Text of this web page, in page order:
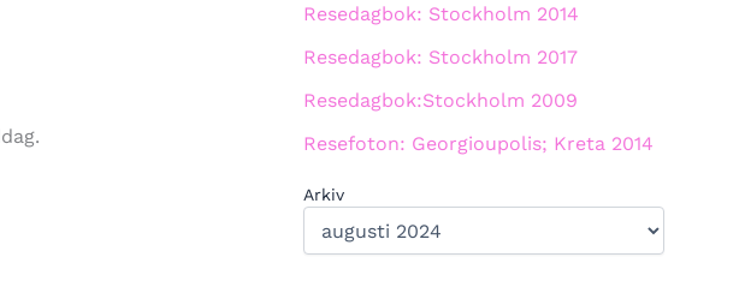
Resedagbok: Stockholm 2014
Resedagbok: Stockholm 2017
Resedagbok:Stockholm 2009
Resefoton: Georgioupolis; Kreta 2014
Arkiv